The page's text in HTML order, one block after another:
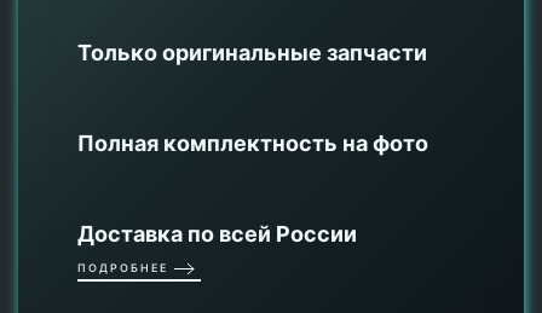
Только оригинальные запчасти
Полная комплектность на фото
Доставка по всей России
ПОДРОБНЕЕ